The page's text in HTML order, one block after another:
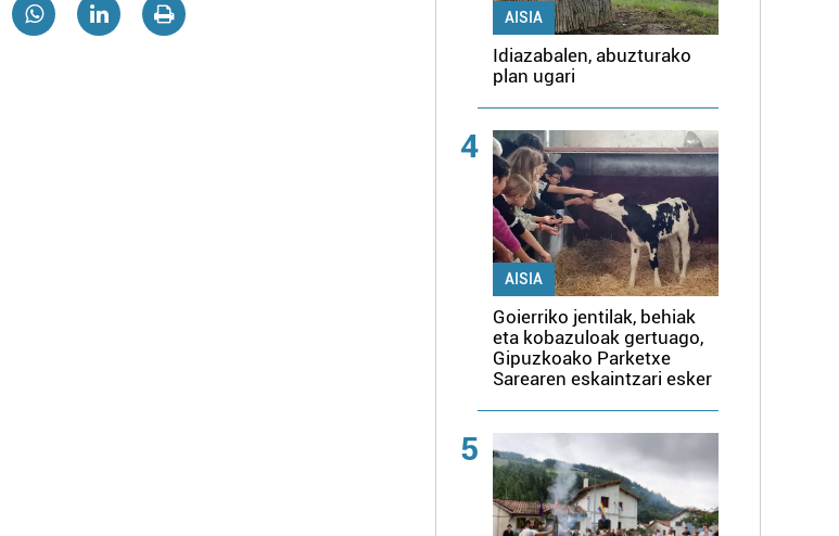
AISIA
Idiazabalen, abuzturako
plan ugari
4
AISIA
Goierriko jentilak, behiak
eta kobazuloak gertuago,
Gipuzkoako Parketxe
Sarearen eskaintzari esker
5